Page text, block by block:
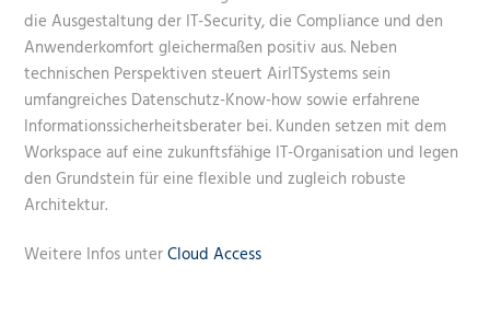
die Ausgestaltung der IT-Security, die Compliance und den
Anwenderkomfort gleichermaßen positiv aus. Neben
technischen Perspektiven steuert AirITSystems sein
umfangreiches Datenschutz-Know-how sowie erfahrene
Informationssicherheitsberater bei. Kunden setzen mit dem
Workspace auf eine zukunftsfähige IT-Organisation und legen
den Grundstein für eine flexible und zugleich robuste
Architektur.
Weitere Infos unterCloud Access